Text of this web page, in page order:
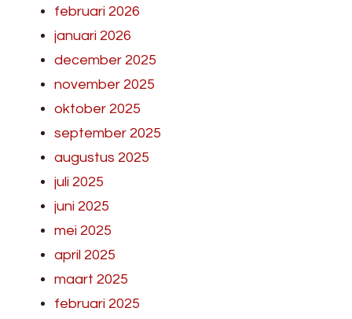
februari 2026
januari 2026
december 2025
november 2025
oktober 2025
september 2025
augustus 2025
juli 2025
juni 2025
mei 2025
april 2025
maart 2025
februari 2025